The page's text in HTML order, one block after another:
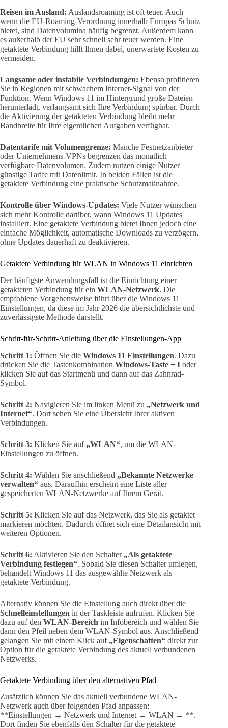
Reisen im Ausland: Auslandsroaming ist oft teuer. Auch
wenn die EU-Roaming-Verordnung innerhalb Europas Schutz
bietet, sind Datenvolumina häufig begrenzt. Außerdem kann
es außerhalb der EU sehr schnell sehr teuer werden. Eine
getaktete Verbindung hilft Ihnen dabei, unerwartete Kosten zu
vermeiden.
Langsame oder instabile Verbindungen: Ebenso profitieren
Sie in Regionen mit schwachem Internet-Signal von der
Funktion. Wenn Windows 11 im Hintergrund große Dateien
herunterlädt, verlangsamt sich Ihre Verbindung spürbar. Durch
die Aktivierung der getakteten Verbindung bleibt mehr
Bandbreite für Ihre eigentlichen Aufgaben verfügbar.
Datentarife mit Volumengrenze: Manche Festnetzanbieter
oder Unternehmens-VPNs begrenzen das monatlich
verfügbare Datenvolumen. Zudem nutzen einige Nutzer
günstige Tarife mit Datenlimit. In beiden Fällen ist die
getaktete Verbindung eine praktische Schutzmaßnahme.
Kontrolle über Windows-Updates: Viele Nutzer wünschen
sich mehr Kontrolle darüber, wann Windows 11 Updates
installiert. Eine getaktete Verbindung bietet Ihnen jedoch eine
einfache Möglichkeit, automatische Downloads zu verzögern,
ohne Updates dauerhaft zu deaktivieren.
Getaktete Verbindung für WLAN in Windows 11 einrichten
Der häufigste Anwendungsfall ist die Einrichtung einer
getakteten Verbindung für ein WLAN-Netzwerk. Die
empfohlene Vorgehensweise führt über die Windows 11
Einstellungen, da diese im Jahr 2026 die übersichtlichste und
zuverlässigste Methode darstellt.
Schritt-für-Schritt-Anleitung über die Einstellungen-App
Schritt 1: Öffnen Sie die Windows 11 Einstellungen. Dazu
drücken Sie die Tastenkombination Windows-Taste + I oder
klicken Sie auf das Startmenü und dann auf das Zahnrad-
Symbol.
Schritt 2: Navigieren Sie im linken Menü zu „Netzwerk und
Internet“. Dort sehen Sie eine Übersicht Ihrer aktiven
Verbindungen.
Schritt 3: Klicken Sie auf „WLAN“, um die WLAN-
Einstellungen zu öffnen.
Schritt 4: Wählen Sie anschließend „Bekannte Netzwerke
verwalten“ aus. Daraufhin erscheint eine Liste aller
gespeicherten WLAN-Netzwerke auf Ihrem Gerät.
Schritt 5: Klicken Sie auf das Netzwerk, das Sie als getaktet
markieren möchten. Dadurch öffnet sich eine Detailansicht mit
weiteren Optionen.
Schritt 6: Aktivieren Sie den Schalter „Als getaktete
Verbindung festlegen“. Sobald Sie diesen Schalter umlegen,
behandelt Windows 11 das ausgewählte Netzwerk als
getaktete Verbindung.
Alternativ können Sie die Einstellung auch direkt über die
Schnelleinstellungen in der Taskleiste aufrufen. Klicken Sie
dazu auf den WLAN-Bereich im Infobereich und wählen Sie
dann den Pfeil neben dem WLAN-Symbol aus. Anschließend
gelangen Sie mit einem Klick auf „Eigenschaften“ direkt zur
Option für die getaktete Verbindung des aktuell verbundenen
Netzwerks.
Getaktete Verbindung über den alternativen Pfad
Zusätzlich können Sie das aktuell verbundene WLAN-
Netzwerk auch über folgenden Pfad anpassen:
**Einstellungen → Netzwerk und Internet → WLAN → **.
Dort finden Sie ebenfalls den Schalter für die getaktete